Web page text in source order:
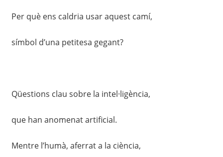
Per què ens caldria usar aquest camí,
símbol d’una petitesa gegant?
Qüestions clau sobre la intel·ligència,
que han anomenat artificial.
Mentre l’humà, aferrat a la ciència,